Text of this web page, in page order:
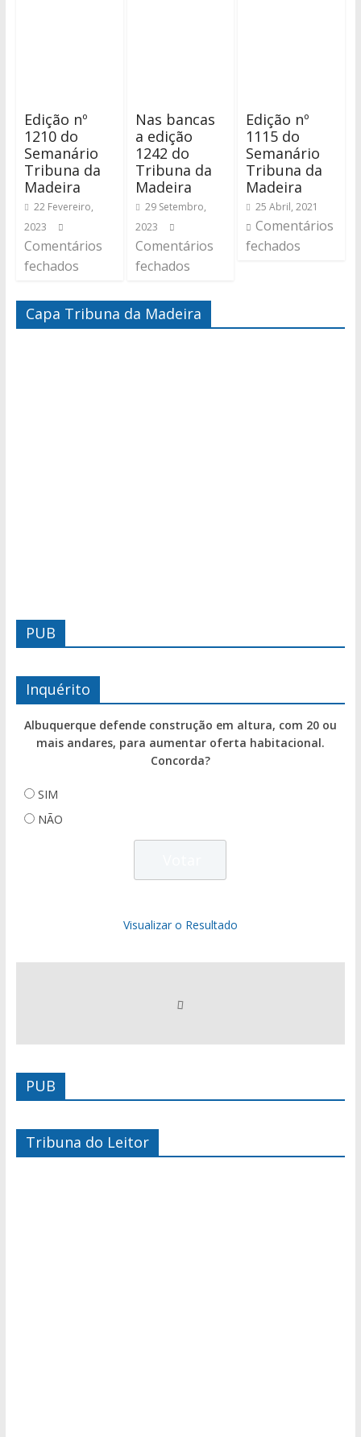
Edição nº
1210 do
Semanário
Tribuna da
Madeira
22 Fevereiro,
2023
Comentários
fechados
Nas bancas
a edição
1242 do
Tribuna da
Madeira
29 Setembro,
2023
Comentários
fechados
Edição nº
1115 do
Semanário
Tribuna da
Madeira
25 Abril, 2021
Comentários
fechados
Capa Tribuna da Madeira
PUB
Inquérito
Albuquerque defende construção em altura, com 20 ou
mais andares, para aumentar oferta habitacional.
Concorda?
SIM
NÃO
Visualizar o Resultado
PUB
Tribuna do Leitor